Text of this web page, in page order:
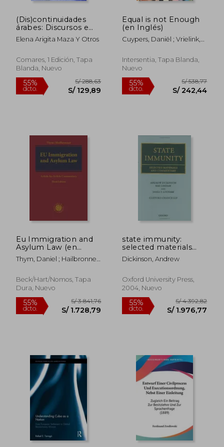
(Dis)continuidades
árabes: Discursos e
imaginarios en un
contexto de cambios
Elena Arigita Maza Y Otros
Comares, 1 Edición, Tapa
Blanda, Nuevo
55%
Equal is not Enough
(en Inglés)
Cuypers, Daniël ; Vrielink,
Intersentia, Tapa Blanda,
Nuevo
55%
Eu Immigration and
Asylum Law (en
Inglés)
Thym, Daniel ; Hailbronner,
Beck/Hart/Nomos, Tapa
Dura, Nuevo
55%
dcto.
S/ 3.841,76
S/ 1.728,79
state immunity:
selected materials
and commnetary (en
Inglés)
Dickinson, Andrew
Oxford University Press,
2004, Nuevo
dcto. S/